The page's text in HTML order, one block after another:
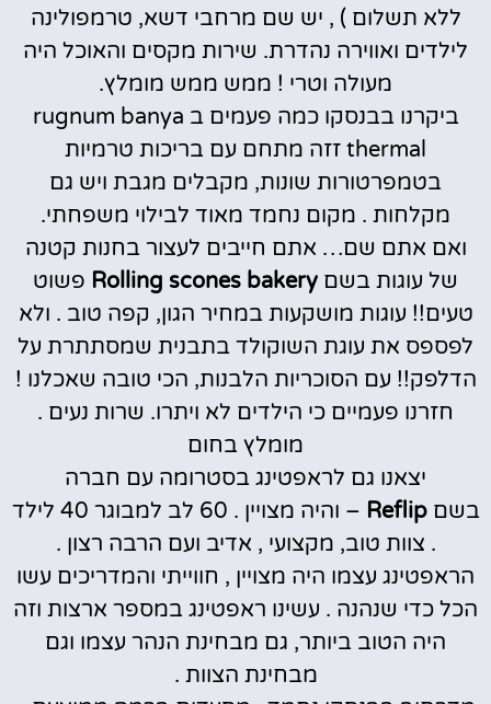
ללא תשלום ) , יש שם מרחבי דשא, טרמפולינה
לילדים ואווירה נהדרת. שירות מקסים והאוכל היה
מעולה וטרי ! ממש ממש מומלץ.
ביקרנו בבנסקו כמה פעמים ב rugnum banya
thermal זזה מתחם עם בריכות טרמיות
בטמפרטורות שונות, מקבלים מגבת ויש גם
מקלחות . מקום נחמד מאוד לבילוי משפחתי.
ואם אתם שם… אתם חייבים לעצור בחנות קטנה
של עוגות בשם Rolling scones bakery פשוט
טעים!! עוגות מושקעות במחיר הגון, קפה טוב . ולא
לפספס את עוגת השוקולד בתבנית שמסתתרת על
הדלפק!! עם הסוכריות הלבנות, הכי טובה שאכלנו !
חזרנו פעמיים כי הילדים לא ויתרו. שרות נעים .
מומלץ בחום
יצאנו גם לראפטינג בסטרומה עם חברה
בשם Reflip
– והיה מצויין . 60 לב למבוגר 40 לילד
. צוות טוב, מקצועי , אדיב ועם הרבה רצון .
הראפטינג עצמו היה מצויין , חווייתי והמדריכים עשו
הכל כדי שנהנה . עשינו ראפטינג במספר ארצות וזה
היה הטוב ביותר, גם מבחינת הנהר עצמו וגם
מבחינת הצוות .